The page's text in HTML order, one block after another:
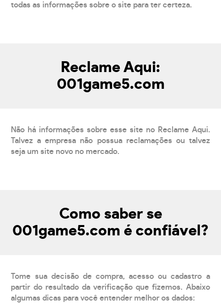
todas as informações sobre o site para ter certeza.
Reclame Aqui:
001game5.com
Não há informações sobre esse site no Reclame Aqui.
Talvez a empresa não possua reclamações ou talvez
seja um site novo no mercado.
Como saber se
001game5.com é confiável?
Tome sua decisão de compra, acesso ou cadastro a
partir do resultado da verificação que fizemos. Abaixo
algumas dicas para você entender melhor os dados: